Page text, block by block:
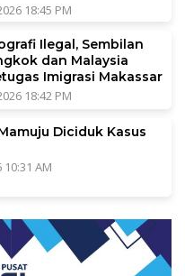
18:45 PM
Ilegal, Sembilan
dan Malaysia
Imigrasi Makassar
18:42 PM
Diciduk Kasus
10:31 AM